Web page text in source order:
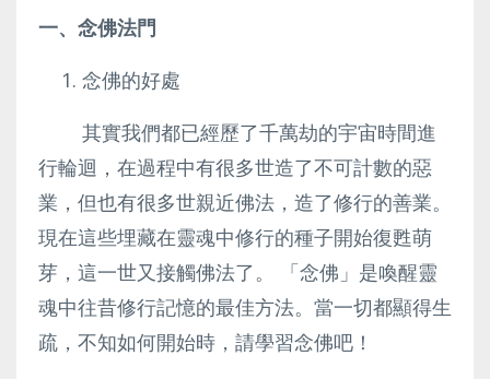
一、念佛法門
念佛的好處
其實我們都已經歷了千萬劫的宇宙時間進
行輪迴，在過程中有很多世造了不可計數的惡
業，但也有很多世親近佛法，造了修行的善業。
現在這些埋藏在靈魂中修行的種子開始復甦萌
芽，這一世又接觸佛法了。 「念佛」是喚醒靈
魂中往昔修行記憶的最佳方法。當一切都顯得生
疏，不知如何開始時，請學習念佛吧！